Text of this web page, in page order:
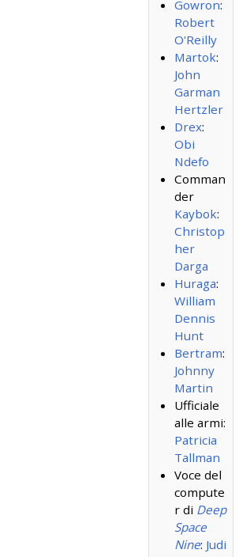
Gowron:
Robert
O'Reilly
Martok:
John
Garman
Hertzler
Drex:
Obi
Ndefo
Comman
der
Kaybok:
Christop
her
Darga
Huraga:
William
Dennis
Hunt
Bertram:
Johnny
Martin
Ufficiale
alle armi:
Patricia
Tallman
Voce del
compute
r di Deep
Space
Nine: Judi